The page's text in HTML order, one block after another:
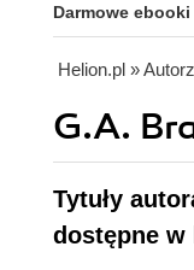
Darmowe ebooki
Helion.pl »
G.A.
Tytuły
dostępne w